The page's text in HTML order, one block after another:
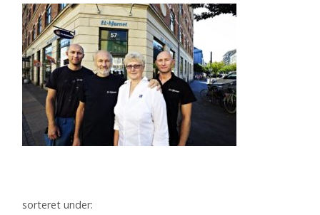
sorteret under: